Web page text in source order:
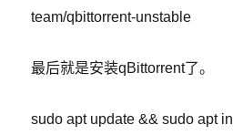
team/qbittorrent-unstable
最后就是安装qBittorrent了。
sudo apt update && sudo apt